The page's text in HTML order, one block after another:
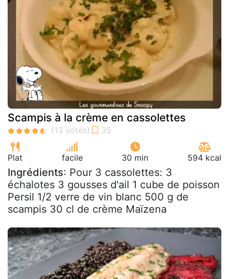
Scampis à la crème en cassolettes
Plat facile 30 min 594 kcal
Ingrédients: Pour 3 cassolettes: 3
échalotes 3 gousses d'ail 1 cube de poisson
Persil 1/2 verre de vin blanc 500 g de
scampis 30 cl de crème Maïzena